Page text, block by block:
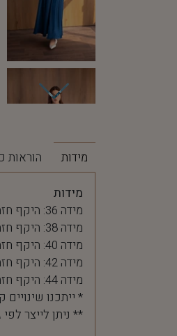
מידות הוראות
מידות
מידה 36: היקף חזה- 90 ס"מ, היקף מותן- 68 ס"מ
מידה 38: היקף חזה- 94 ס"מ, היקף מותן- 72 ס"מ
מידה 40: היקף חזה- 98 ס"מ, היקף מותן- 76 ס"מ
מידה 42: היקף חזה- 102 ס"מ, היקף מותן- 80 ס"מ
מידה 44: היקף חזה- 106 ס"מ, היקף מותן- 84 ס"מ
* ייתכנו
** ניתן לייצר